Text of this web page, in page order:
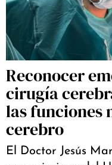
Reconocer
cirugía
las funciones
cerebro
El Doctor Jesús